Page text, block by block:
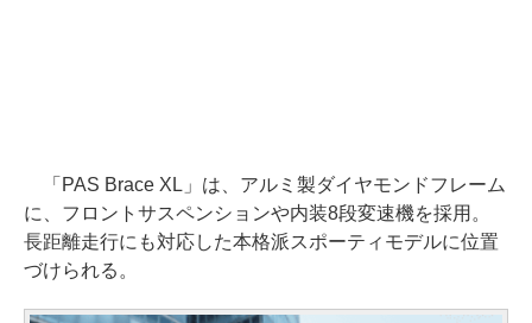
「PAS Brace XL」は、アルミ製ダイヤモンドフレーム
に、フロントサスペンションや内装8段変速機を採用。
長距離走行にも対応した本格派スポーティモデルに位置
づけられる。